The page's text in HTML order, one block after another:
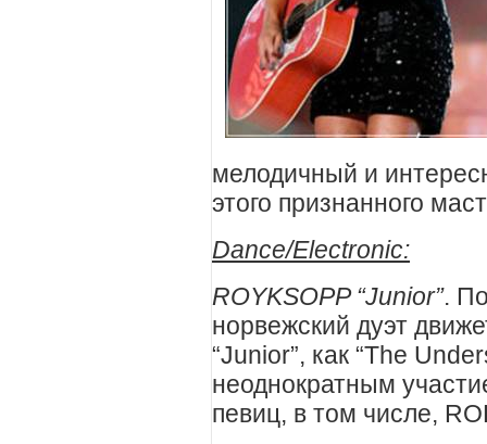
мелодичный и
этого признанного
Dance/Electronic:
ROYKSOPP “Junior”.
норвежский дуэт
“Junior”, как “The
неоднократным
певиц, в том числе,